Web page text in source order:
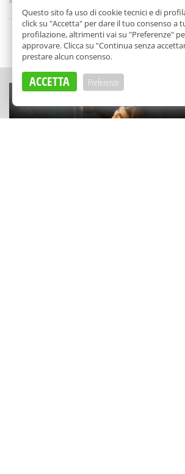
diAlice Marchese
SCELTO DA
Questo sito fa uso di cookie tecnici e di
click su "Accetta" per dare il tuo consenso a
profilazione, altrimenti vai su "Preferenze"
approvare. Clicca su "Continua senza
prestare alcun consenso.
ACCETTA Preferenze